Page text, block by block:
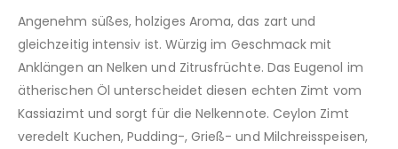
Angenehm süßes, holziges Aroma, das zart und
gleichzeitig intensiv ist. Würzig im Geschmack mit
Anklängen an Nelken und Zitrusfrüchte. Das Eugenol im
ätherischen Öl unterscheidet diesen echten Zimt vom
Kassiazimt und sorgt für die Nelkennote. Ceylon Zimt
veredelt Kuchen, Pudding-, Grieß- und Milchreisspeisen,